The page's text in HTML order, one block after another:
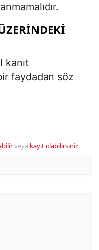
kanıt
faydadan söz
veya kayıt olabilirsiniz.